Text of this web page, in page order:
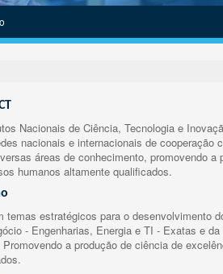
Nacionais de Ciência, Tecnologia e
nacionais e internacionais de
áreas de conhecimento, promovendo
humanos altamente qualificados.
temas estratégicos para o desenvolvimento
- Engenharias, Energia e TI - Exatas e
a produção de ciência de